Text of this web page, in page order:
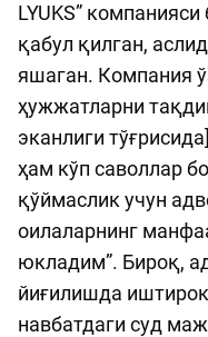
LYUKS”
қабул қилган,
яшаган. Компания
ҳужжатларни
эканлиги
ҳам кўп саволлар
қўймаслик учун
оилаларнинг
юкладим”. Бироқ,
йиғилишда
навбатдаги суд